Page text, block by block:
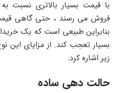
با قیمت بسیار بالاتری نسبت
فروش می رسند ، حتی گاهی
بنابراین طبیعی است که یک
بسیار تعجب کند. از مزایای این
زیر اشاره کرد:
حالت دهی ساده